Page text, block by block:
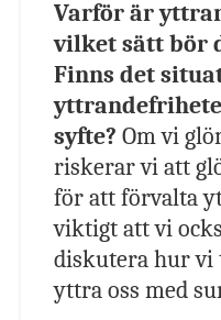
Varför är
vilket sätt bör
Finns det
syfte? Om vi
riskerar vi att
för att förvalta
viktigt att vi
diskutera hur vi
yttra oss med